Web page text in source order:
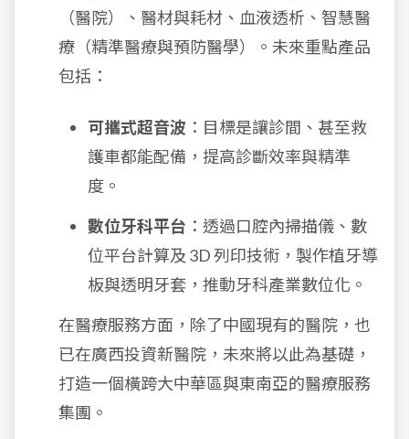
（醫院）、醫材與耗材、血液透析、智慧醫
療（精準醫療與預防醫學）。未來重點產品
包括：
可攜式超音波 ：目標是讓診間、甚至救
護車都能配備，提高診斷效率與精準
度。
數位牙科平台 ：透過口腔內掃描儀、數
位平台計算及 3D 列印技術，製作植牙導
板與透明牙套，推動牙科產業數位化。
在醫療服務方面，除了中國現有的醫院，也
已在廣西投資新醫院，未來將以此為基礎，
打造一個橫跨大中華區與東南亞的醫療服務
集團。